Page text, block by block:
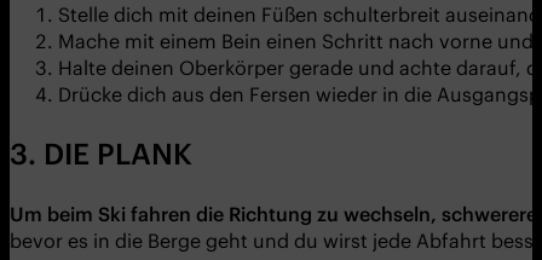
Stelle dich mit deinen Füßen schulterbreit
Mache mit einem Bein einen Schritt nach vorne
Halte deinen Oberkörper gerade und achte darauf,
Drücke dich aus den Fersen wieder in die
3. DIE PLANK
Um beim Ski fahren die Richtung zu wechseln,
bevor es in die Berge geht und du wirst jede Abfahrt